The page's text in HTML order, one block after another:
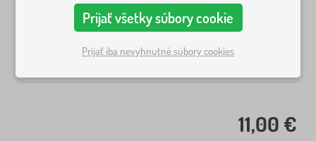
11,00 €
Prijať všetky súbory cookie
Prijať iba nevyhnutné súbory cookies